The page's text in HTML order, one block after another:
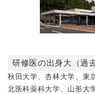
研修医の出身大（過
秋田大学、杏林大学、東
北医科薬科大学、山形大